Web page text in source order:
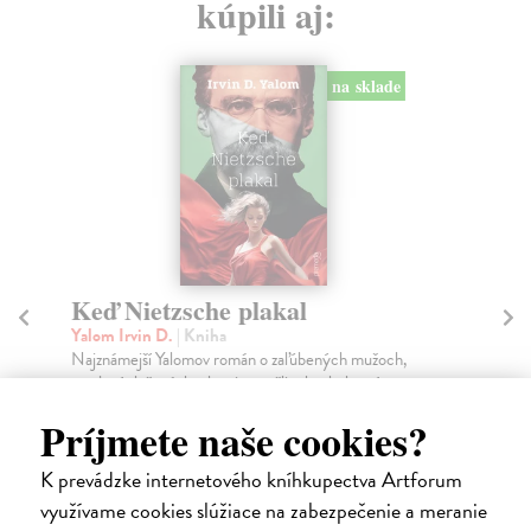
Príjmete naše cookies?
K prevádzke internetového kníhkupectva Artforum
využívame cookies slúžiace na zabezpečenie a meranie
kúpili aj:
na sklade
Dialóg generácií a čosi navyše
Gál Fedor| Kniha
Zamyslenie sa rôznych generácii nad vplyvom
koronakrízy na spoločnosť a uvažovanie o zmenách,
Na sklade ?
14,25 €
15,00 € ?